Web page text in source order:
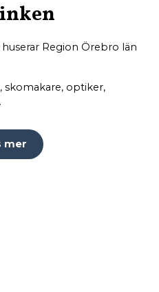
Region Örebro län
skomakare, optiker,
mer